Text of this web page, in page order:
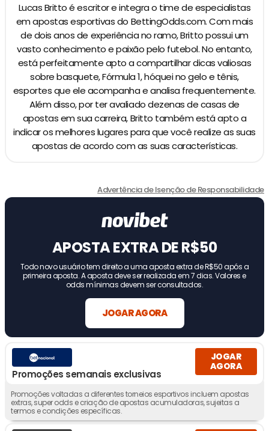
Lucas Britto é escritor e integra o time de especialistas
em apostas esportivas do BettingOdds.com. Com mais
de dois anos de experiência no ramo, Britto possui um
vasto conhecimento e paixão pelo futebol. No entanto,
está perfeitamente apto a compartilhar dicas valiosas
sobre basquete, Fórmula 1, hóquei no gelo e tênis,
esportes que ele acompanha e analisa frequentemente.
Além disso, por ter avaliado dezenas de casas de
apostas em sua carreira, Britto também está apto a
indicar os melhores lugares para que você realize as suas
apostas de acordo com as suas características.
Advertência de Isenção de Responsabilidade
APOSTA EXTRA DE R$50
Todo novo usuário tem direito a uma aposta extra de R$50 após a
primeira aposta. A aposta deve ser realizada em 7 dias. Valores e
odds mínimas devem ser consultados.
JOGAR AGORA
Promoções semanais exclusivas
JOGAR
AGORA
Promoções voltadas a diferentes torneios esportivos incluem apostas
extras, super odds e criação de apostas acumuladoras, sujeitas a
termos e condições específicas.